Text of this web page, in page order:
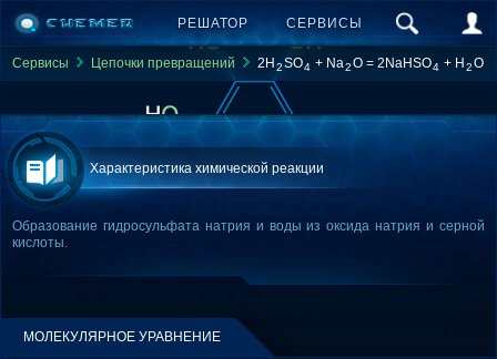
РЕШАТОР СЕРВИСЫ
Сервисы Цепочки превращений 2H 2SO4 + Na2O = 2NaHSO4 + H 2O
Характеристика химической реакции
Образование гидросульфата натрия и воды из оксида натрия и серной
кислоты.
МОЛЕКУЛЯРНОЕ УРАВНЕНИЕ